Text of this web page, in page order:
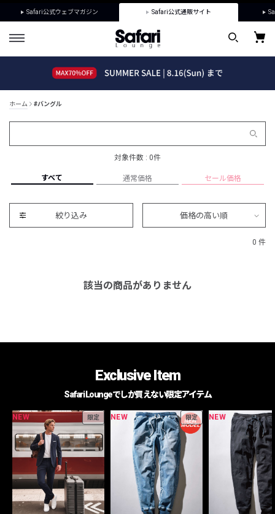
Safari公式ウェブマガジン Safari公式通販サイト
ホーム #バングル
対象件数 : 0件
すべて 通常価格 セール価格
絞り込み 価格の高い順
0 件
該当の商品がありません
Exclusive Item
Safari Loungeでしか買えない限定アイテム
NEW 限定 NEW 限定 NEW